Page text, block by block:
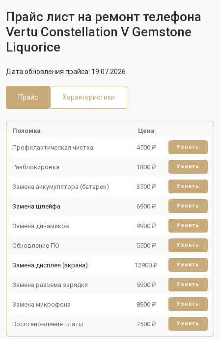
Прайс лист на ремонт телефона
Vertu Constellation V Gemstone
Liquorice
Дата обновления прайса: 19.07.2026
Прайс Характеристики
Поломка Цена
Профилактическая чистка 4500 ₽ Узнать
Разблокировка 1800 ₽ Узнать
Замена аккумулятора (батареи) 3500 ₽ Узнать
Замена шлейфа 6900 ₽ Узнать
Замена динамиков 9900 ₽ Узнать
Обновление ПО 5500 ₽ Узнать
Замена дисплея (экрана) 12900 ₽ Узнать
Замена разъема зарядки 5900 ₽ Узнать
Замена микрофона 8900 ₽ Узнать
Восстановление платы 7500 ₽ Узнать